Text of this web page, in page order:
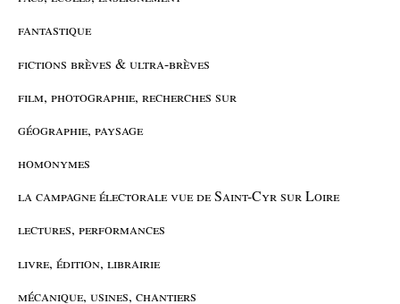
fantastique
fictions brèves & ultra-brèves
film, photographie, recherches sur
géographie, paysage
homonymes
la campagne électorale vue de Saint-Cyr sur Loire
lectures, performances
livre, édition, librairie
mécanique, usines, chantiers